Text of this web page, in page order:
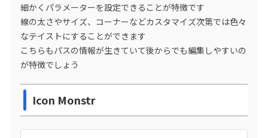
細かくパラメーターを設定できることが特徴です
線の太さやサイズ、コーナーなどカスタマイズ次第では色々
なテイストにすることができます
こちらもパスの情報が生きていて後からでも編集しやすいの
が特徴でしょう
Icon Monstr